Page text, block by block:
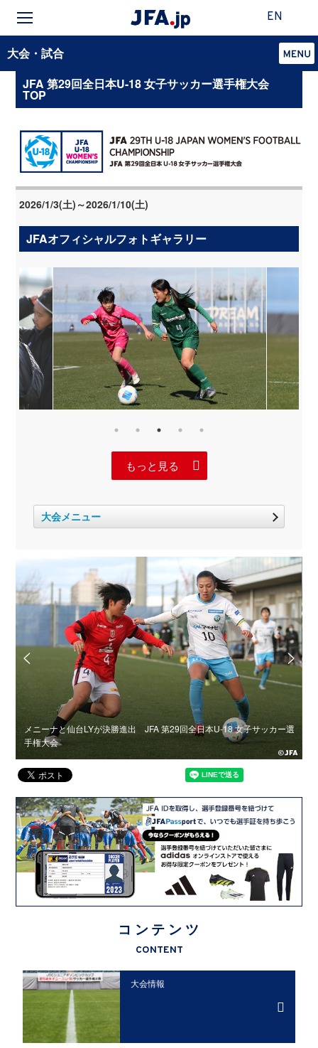
EN
大会・試合
JFA 第29回全日本U-18 女子サッカー選手権大会
TOP
2026/1/3(土)～2026/1/10(土)
JFAオフィシャルフォトギャラリー
もっと見る
大会メニュー
メニーナと仙台LYが決勝進出 JFA 第29回全日本U-18 女子サッカー選
手権大会
コンテンツ
CONTENT
大会情報